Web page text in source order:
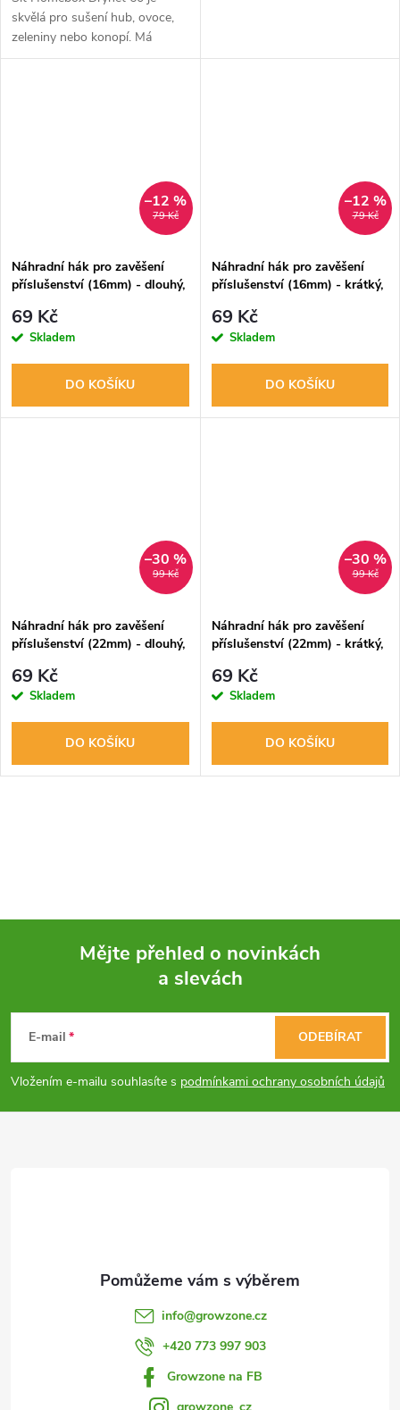
skvělá pro sušení hub, ovoce,
zeleniny nebo konopí. Má
snadnou manipulaci a mnoho
79 Kč
–12 %
Náhradní hák pro zavěšení
příslušenství (16mm) - dlouhý,
69 Kč
Skladem
DO KOŠÍKU
79 Kč
–12 %
Náhradní hák pro zavěšení
příslušenství (16mm) - krátký,
69 Kč
Skladem
DO KOŠÍKU
99 Kč
–30 %
Náhradní hák pro zavěšení
příslušenství (22mm) - dlouhý,
69 Kč
Skladem
DO KOŠÍKU
99 Kč
–30 %
Náhradní hák pro zavěšení
příslušenství (22mm) - krátký,
69 Kč
Skladem
DO KOŠÍKU
a
í
p
p
Mějte přehled o novinkách
a slevách
E-mail
Vložením e-mailu souhlasíte s podmínkami ochrany osobních údajů
ODEBÍRAT
info@growzone.cz
+420 773 997 903
Growzone na FB